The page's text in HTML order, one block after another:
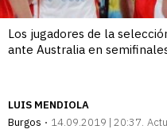
Los jugadores de la
ante Australia en
LUIS MENDIOLA
Burgos
14.09.2019 | 20:37